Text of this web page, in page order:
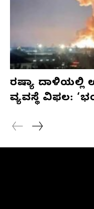
ರಷ್ಯಾ ದಾಳಿಯಲ್ಲಿ
ವ್ಯವಸ್ಥೆ ವಿಫಲ: